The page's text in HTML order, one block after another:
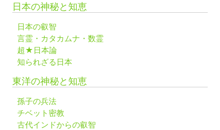
日本の神秘と知恵
日本の叡智
言霊・カタカムナ・数霊
超★日本論
知られざる日本
東洋の神秘と知恵
孫子の兵法
チベット密教
古代インドからの叡智